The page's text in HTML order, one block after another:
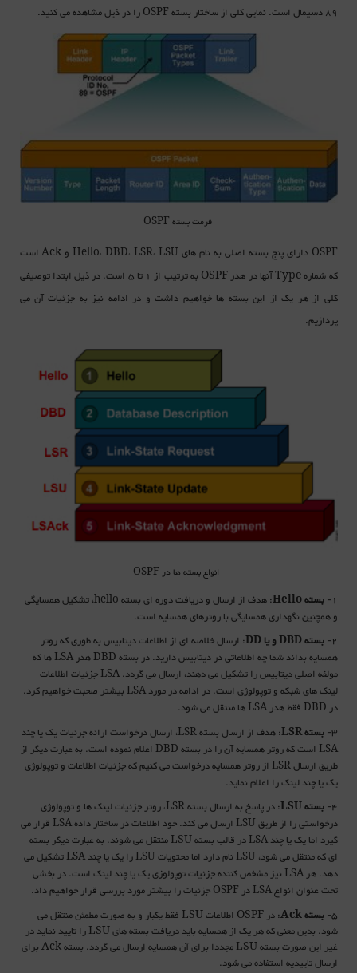
89 دسیمال است. نمایی کلی از ساختار بسته
OSPFرا در ذیل مشاهده می کنید.
فرمت بسته OSPF
OSPF دارای پنج بسته اصلی به نام های Hello، DBD، LSR، LSU
و Ack است
که شماره Type آنها در هدر OSPF به ترتیب از 1 تا 5 است. در ذیل ابتدا توصیفی
کلی از هر یک از این بسته ها خواهیم داشت و در ادامه نیز به جزئیات آن می
پردازیم.
انواع بسته ها در OSPF
1- بستهHello: هدف از ارسال و دریافت دوره ای بستهhello، تشکیل همسایگی
و همچنین نگهداری همسایگی با روترهای همسایه است.
2- بستهDBDو یاDD: ارسال خلاصه ای از اطلاعات دیتابیس به طوری که روتر
همسایه بداند شما چه اطلاعاتی در دیتابیس دارید. در بستهDBDهدرLSAها که
مولفه اصلی دیتابیس را تشکیل می دهند، ارسال می گردد.LSA
جزئیات اطلاعات
لینک های شبکه و توپولوژی است. در ادامه در موردLSA بیشتر صحبت خواهیم کرد.
درDBDفقط هدرLSAها منتقل می شود.
3- بستهLSR: هدف از ارسال بستهLSR ، ارسال درخواست ارائه جزئیات یک یا چند
LSA است که روتر همسایه آن را در بستهDBD اعلام نموده است. به عبارت دیگر از
طریق ارسالLSR از روتر همسایه درخواست می کنیم که جزئیات اطلاعات و توپولوژی
یک یا چند لینک را اعلام نماید.
4- بستهLSU: در پاسخ به ارسال بستهLSR، روتر جزئیات لینک ها و توپولوژی
درخواستی را از طریقLSU ارسال می کند. خود اطلاعات در ساختار دادهLSA قرار می
گیرد اما یک یا چندLSA
در قالب بسته LSU منتقل می شوند. به عبارت دیگر بسته
ای که منتقل می شود، LSU نام دارد اما محتویاتLSUرا یک یا چندLSAتشکیل می
دهد. هرLSA نیز مشخص کننده جزئیات توپولوزی یک یا چند لینک است. در بخشی
تحت عنوان انواعLSAدرOSPFجزئیات را بیشتر مورد بررسی قرار خواهیم داد.
5- بستهAck
: در OSPF اطلاعات LSU فقط یکبار و به صورت مطمئن منتقل می
شود. بدین معنی که هر یک از همسایه باید دریافت بسته های LSU را تایید نماید در
غیر این صورت بسته LSU مجددا برای آن همسایه ارسال می گردد. بسته Ack برای
ارسال تاییدیه استفاده می شود.